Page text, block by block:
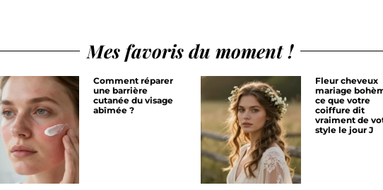
Mes favoris du moment !
Comment réparer
une barrière
cutanée du visage
abîmée ?
Fleur cheveux
mariage
ce que votre
coiffure dit
vraiment de
style le jour J